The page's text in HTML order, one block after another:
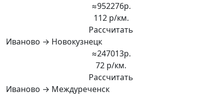
≈952276р.
112 р/км.
Рассчитать
Иваново → Новокузнецк
≈247013р.
72 р/км.
Рассчитать
Иваново → Междуреченск